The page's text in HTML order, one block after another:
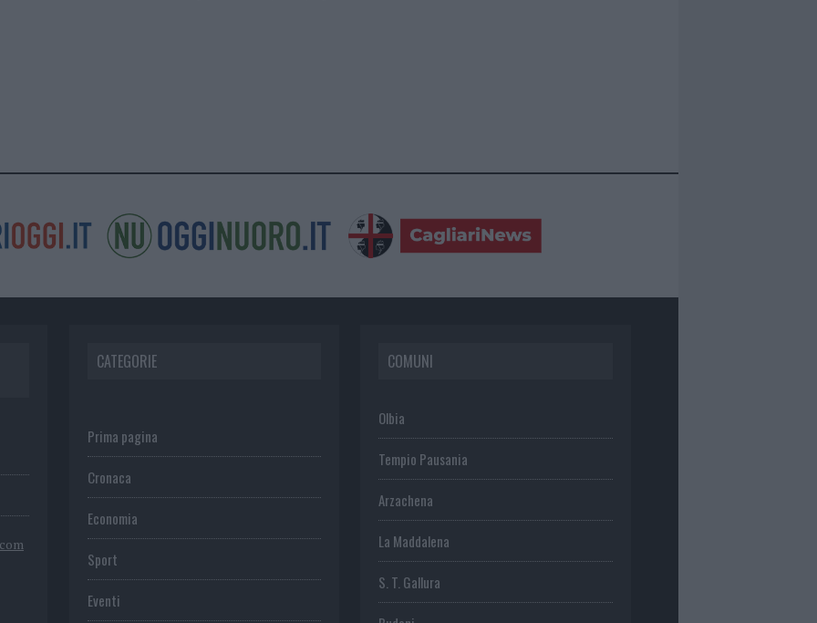
CATEGORIE
Prima pagina
Cronaca
Economia
Sport
Eventi
COMUNI
Olbia
Tempio Pausania
Arzachena
La Maddalena
S. T. Gallura